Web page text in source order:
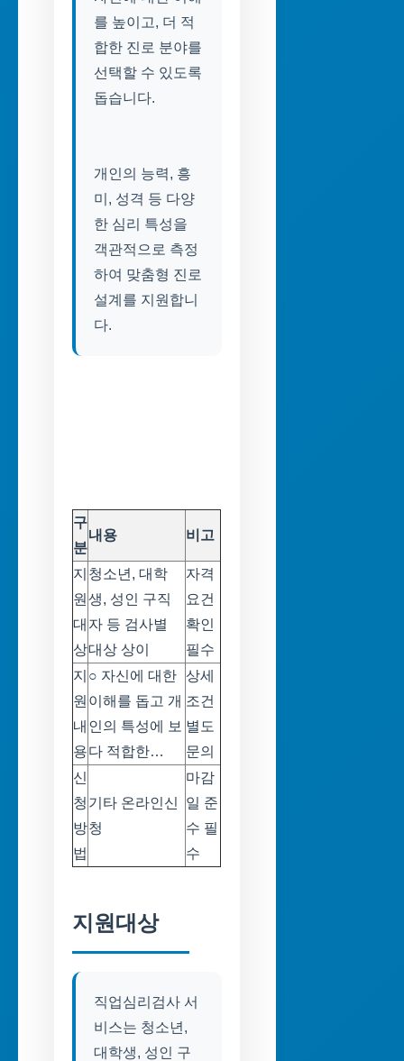
를 높이고, 더 적
합한 진로 분야를
선택할 수 있도록
돕습니다.
개인의 능력, 흥
미, 성격 등 다양
한 심리 특성을
객관적으로 측정
하여 맞춤형 진로
설계를 지원합니
다.
구
분
내용 비고
지
원
대
상
청소년, 대학
생, 성인 구직
자 등 검사별
대상 상이
자격
요건
확인
필수
지
원
내
용
○ 자신에 대한
이해를 돕고 개
인의 특성에 보
다 적합한…
상세
조건
별도
문의
신
청
방
법
기타 온라인신
청
마감
일 준
수 필
수
지원대상
직업심리검사 서
비스는 청소년,
대학생, 성인 구